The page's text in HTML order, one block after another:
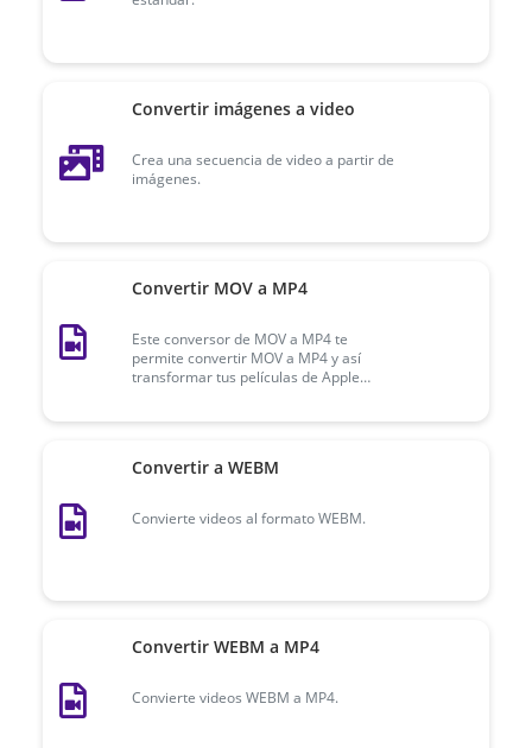
Convertir imágenes a video
Crea una secuencia de video a partir de
imágenes.
Convertir MOV a MP4
Este conversor de MOV a MP4 te
permite convertir MOV a MP4 y así
transformar tus películas de Apple
Convertir a WEBM
Convierte videos al formato WEBM.
Convertir WEBM a MP4
Convierte videos WEBM a MP4.